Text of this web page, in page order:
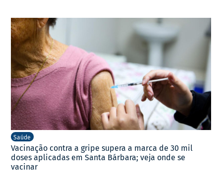
Saúde
Vacinação contra a gripe supera a marca de 30 mil
doses aplicadas em Santa Bárbara; veja onde se
vacinar